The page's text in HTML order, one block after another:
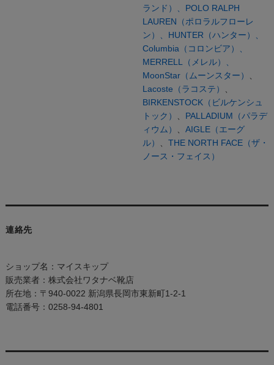
ランド）、 POLO RALPH
LAUREN（ポロラルフローレ
ン）、 HUNTER（ハンター）、
Columbia（コロンビア）、
MERRELL（メレル）、
MoonStar（ムーンスター）
Lacoste（ラコステ）
BIRKENSTOCK（ビルケンシュ
トック）
PALLADIUM（パラデ
ィウム）
AIGLE（エーグ
ル）
THE NORTH FACE（ザ・
ノース・フェイス）
連絡先
ショップ名：マイスキップ
販売業者：株式会社ワタナベ靴店
所在地：〒940-0022 新潟県長岡市東新町1-2-1
電話番号：0258-94-4801